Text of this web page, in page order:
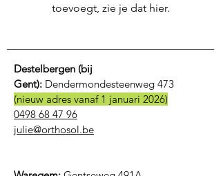
toevoegt, zie je dat hier.
Destelbergen (bij
Gent): Dendermondesteenweg 473
(nieuw adres vanaf 1 januari 2026)
0498 68 47 96
julie@orthosol.be